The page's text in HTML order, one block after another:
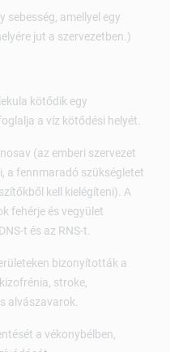
sebesség, amellyel egy
jut a szervezetben.)
kötődik egy
a víz kötődési helyét.
(az emberi szervezet
a fennmaradó szükségletet
kell kielégíteni). A
fehérje és vegyület
t és az RNS-t.
bizonyították a
stroke,
alvászavarok.
a vékonybélben,